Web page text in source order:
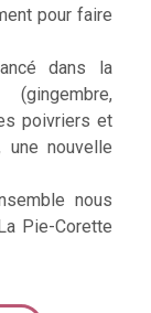
pour faire
dans la
poivriers et
une nouvelle
nous
Pie-Corette